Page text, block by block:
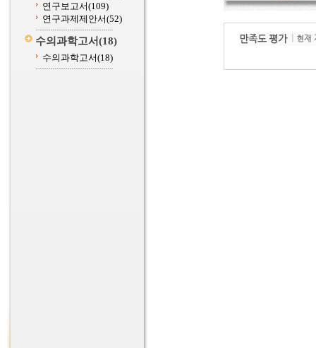
연구보고서(109)
연구과제제안서(52)
수의과학고서(18)
수의과학고서(18)